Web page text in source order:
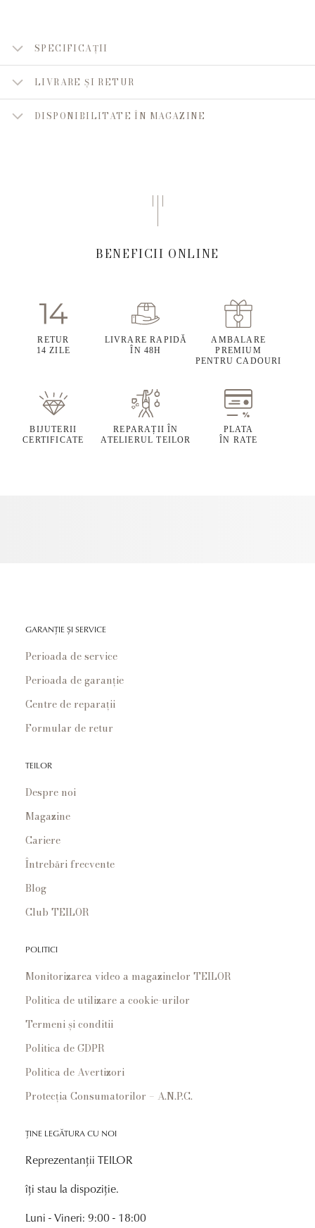
SPECIFICAȚII
LIVRARE ȘI RETUR
DISPONIBILITATE ÎN MAGAZINE
BENEFICII ONLINE
RETUR
14 ZILE
LIVRARE RAPIDĂ
ÎN 48H
AMBALARE
PREMIUM
PENTRU CADOURI
BIJUTERII
CERTIFICATE
REPARAȚII ÎN
ATELIERUL TEILOR
PLATA
ÎN RATE
GARANȚIE ȘI SERVICE
Perioada de service
Perioada de garanție
Centre de reparații
Formular de retur
TEILOR
Despre noi
Magazine
Cariere
Întrebări frecvente
Blog
Club TEILOR
POLITICI
Monitorizarea video a magazinelor TEILOR
Politica de utilizare a cookie-urilor
Termeni și conditii
Politica de GDPR
Politica de Avertizori
Protecția Consumatorilor – A.N.P.C.
ȚINE LEGĂTURA CU NOI
Reprezentanții TEILOR
îți stau la dispoziție.
Luni - Vineri: 9:00 - 18:00